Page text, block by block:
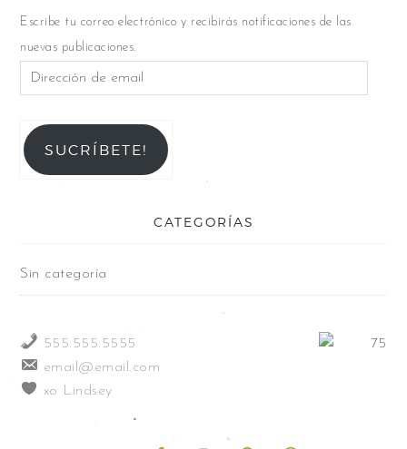
Escribe tu correo electrónico y recibirás notificaciones de las
nuevas publicaciones.
SUCRÍBETE!
CATEGORÍAS
Sin categoría
555.555.5555
email@email.com
xo Lindsey